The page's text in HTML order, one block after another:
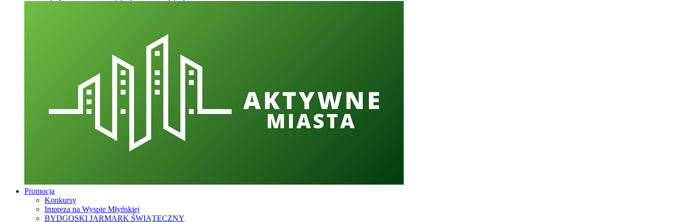
Promocja
Konkursy
Impreza na Wyspie Młyńskiej
BYDGOSKI JARMARK ŚWIĄTECZNY